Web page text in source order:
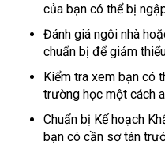
của bạn có thể bị
Đánh giá ngôi nhà
chuẩn bị để giảm
Kiểm tra xem bạn có
trường học một cách
Chuẩn bị Kế hoạch
bạn có cần sơ tán